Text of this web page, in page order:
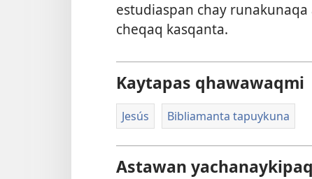
estudiaspan chay
cheqaq kasqanta.
Kaytapas qhawawaqmi
Jesús Bibliamanta tapuykuna
Astawan yachanaykipaq